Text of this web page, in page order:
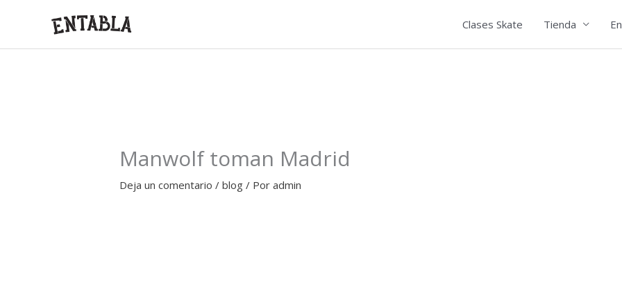
contenido
Clases Skate Tienda
Manwolf toman Madrid
Deja un comentario /blog / Poradmin